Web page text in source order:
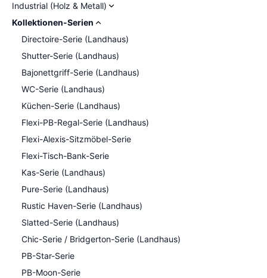
Industrial (Holz & Metall)
Kollektionen-Serien
Directoire-Serie (Landhaus)
Shutter-Serie (Landhaus)
Bajonettgriff-Serie (Landhaus)
WC-Serie (Landhaus)
Küchen-Serie (Landhaus)
Flexi-PB-Regal-Serie (Landhaus)
Flexi-Alexis-Sitzmöbel-Serie
Flexi-Tisch-Bank-Serie
Kas-Serie (Landhaus)
Pure-Serie (Landhaus)
Rustic Haven-Serie (Landhaus)
Slatted-Serie (Landhaus)
Chic-Serie / Bridgerton-Serie (Landhaus)
PB-Star-Serie
PB-Moon-Serie